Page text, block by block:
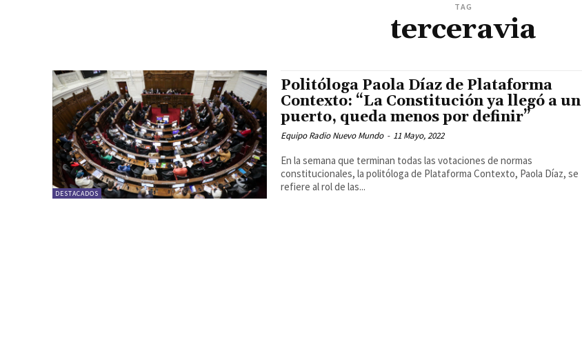
TAG
terceravia
DESTACADOS
Politóloga Paola Díaz de Plataforma
Contexto: “La Constitución ya llegó a un
puerto, queda menos por definir”
Equipo Radio Nuevo Mundo - 11 Mayo, 2022
En la semana que terminan todas las votaciones de normas
constitucionales, la politóloga de Plataforma Contexto, Paola Díaz, se
refiere al rol de las...